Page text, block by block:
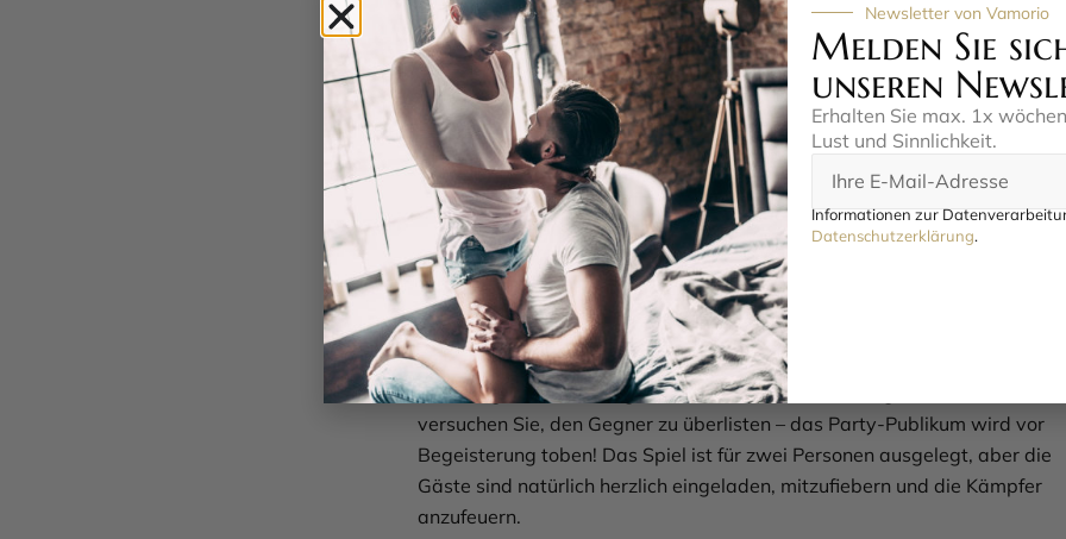
Junggesellenabschied, dieses Spiel ist der Garant für gute Laune und
unvergessliche Erinnerungen.
So einfach geht der Penisduell-Spaß
Die Vorbereitung für einen Cock Fighting-Kampf ist kinderleicht und in
wenigen Minuten erledigt. Schnallen Sie einfach die verstellbaren
Hüftgurte um, ziehen Sie sie mit dem praktischen Verstellgleiter fest,
damit nichts verrutscht, und befestigen Sie die aufgeblasenen
Riesenpenisse mit dem Klettband am Gurt. Schon sind Sie bereit für den
Kampf! Die Gurte passen sich flexibel an verschiedene Körpergrößen an
und sitzen sicher, sodass Sie sich voll und ganz auf die Action
konzentrieren können. Sobald beide Kämpfer ausgerüstet sind, kann das
Duell beginnen. Schwingen Sie die Hüften, zielen Sie geschickt und
versuchen Sie, den Gegner zu überlisten – das Party-Publikum wird vor
Begeisterung toben! Das Spiel ist für zwei Personen ausgelegt, aber die
Gäste sind natürlich herzlich eingeladen, mitzufiebern und die Kämpfer
anzufeuern.
Newsletter von Vamorio
Melden Sie
unseren
Erhalten Sie max. 1x
Lust und Sinnlichkeit.
Informationen zur
Datenschutzerklärung.